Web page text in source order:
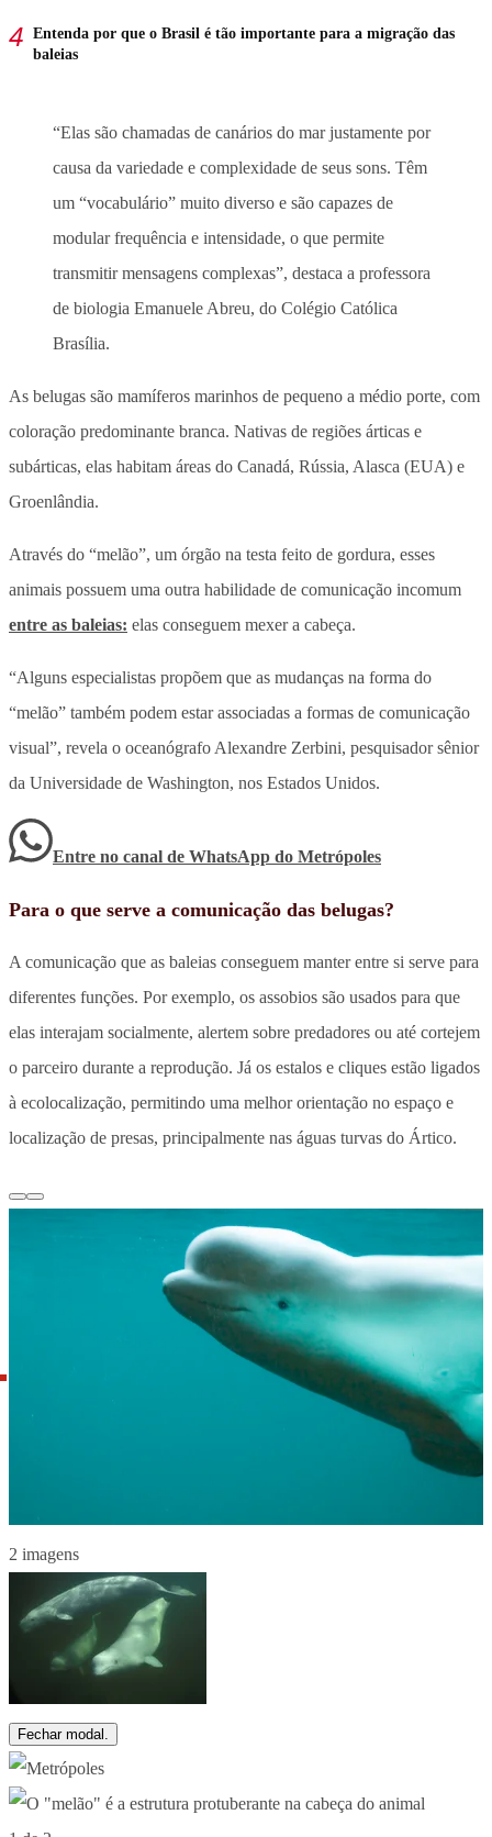
Entenda por que o Brasil é tão importante para a migração das
baleias
“Elas são chamadas de canários do mar justamente por
causa da variedade e complexidade de seus sons. Têm
um “vocabulário” muito diverso e são capazes de
modular frequência e intensidade, o que permite
transmitir mensagens complexas”, destaca a professora
de biologia Emanuele Abreu, do Colégio Católica
Brasília.
As belugas são mamíferos marinhos de pequeno a médio porte, com
coloração predominante branca. Nativas de regiões árticas e
subárticas, elas habitam áreas do Canadá, Rússia, Alasca (EUA) e
Groenlândia.
Através do “melão”, um órgão na testa feito de gordura, esses
animais possuem uma outra habilidade de comunicação incomum
entre as baleias: elas conseguem mexer a cabeça.
“Alguns especialistas propõem que as mudanças na forma do
“melão” também podem estar associadas a formas de comunicação
visual”, revela o oceanógrafo Alexandre Zerbini, pesquisador sênior
da Universidade de Washington, nos Estados Unidos.
Entre no canal de WhatsApp do Metrópoles
Para o que serve a comunicação das belugas?
A comunicação que as baleias conseguem manter entre si serve para
diferentes funções. Por exemplo, os assobios são usados para que
elas interajam socialmente, alertem sobre predadores ou até cortejem
o parceiro durante a reprodução. Já os estalos e cliques estão ligados
à ecolocalização, permitindo uma melhor orientação no espaço e
localização de presas, principalmente nas águas turvas do Ártico.
2 imagens
Fechar modal.